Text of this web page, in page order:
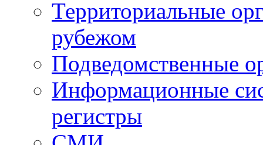
Территориальные
рубежом
Подведомственные
Информационные
регистры